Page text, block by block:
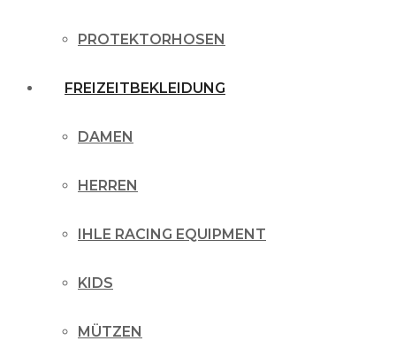
PROTEKTORHOSEN
FREIZEITBEKLEIDUNG
DAMEN
HERREN
IHLE RACING EQUIPMENT
KIDS
MÜTZEN